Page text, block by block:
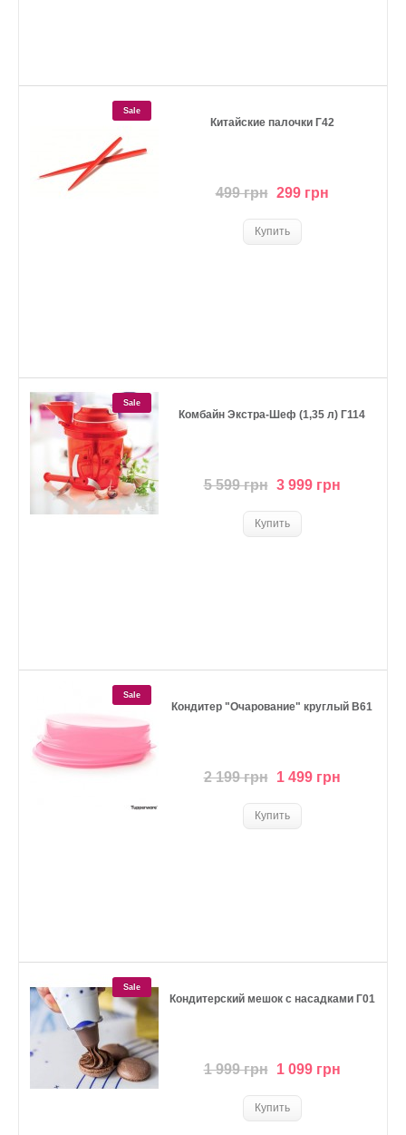
Sale
Китайские палочки Г42
499 грн 299 грн
Sale
Комбайн Экстра-Шеф (1,35 л) Г114
5 599 грн 3 999 грн
Sale
Кондитер "Очарование" круглый В61
2 199 грн 1 499 грн
Sale
Кондитерский мешок с насадками Г01
1 999 грн 1 099 грн